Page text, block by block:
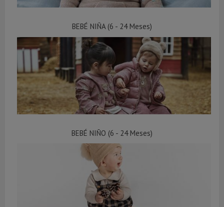
BEBÉ NIÑA (6 - 24 Meses)
BEBÉ NIÑO (6 - 24 Meses)